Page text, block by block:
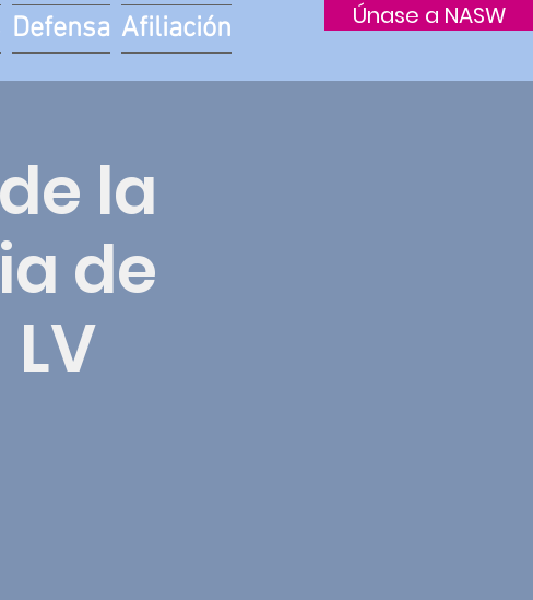
Únase a NASW
Defensa Afiliación
la
de